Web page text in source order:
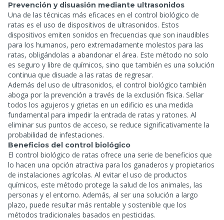
Prevención y disuasión mediante ultrasonidos
Una de las técnicas más eficaces en el control biológico de
ratas es el uso de dispositivos de ultrasonidos. Estos
dispositivos emiten sonidos en frecuencias que son inaudibles
para los humanos, pero extremadamente molestos para las
ratas, obligándolas a abandonar el área. Este método no solo
es seguro y libre de químicos, sino que también es una solución
continua que disuade a las ratas de regresar.
Además del uso de ultrasonidos, el control biológico también
aboga por la prevención a través de la exclusión física. Sellar
todos los agujeros y grietas en un edificio es una medida
fundamental para impedir la entrada de ratas y ratones. Al
eliminar sus puntos de acceso, se reduce significativamente la
probabilidad de infestaciones.
Beneficios del control biológico
El control biológico de ratas ofrece una serie de beneficios que
lo hacen una opción atractiva para los ganaderos y propietarios
de instalaciones agrícolas. Al evitar el uso de productos
químicos, este método protege la salud de los animales, las
personas y el entorno. Además, al ser una solución a largo
plazo, puede resultar más rentable y sostenible que los
métodos tradicionales basados en pesticidas.